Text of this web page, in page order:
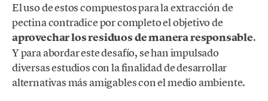
El uso de estos compuestos para la extracción de
pectina contradice por completo el objetivo de
aprovechar los residuos de manera responsable.
Y para abordar este desafío, se han impulsado
diversas estudios con la finalidad de desarrollar
alternativas más amigables con el medio ambiente.